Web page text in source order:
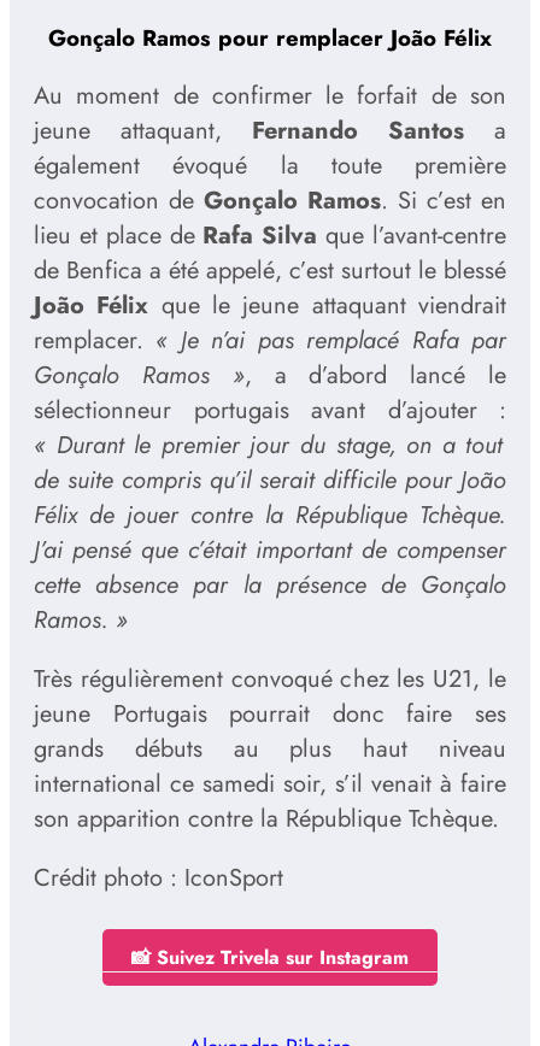
Gonçalo Ramos pour remplacer João Félix
Au moment de confirmer le forfait de son
jeune attaquant, Fernando Santos a
également évoqué la toute première
convocation de Gonçalo Ramos. Si c’est en
lieu et place de Rafa Silva que l’avant-centre
de Benfica a été appelé, c’est surtout le blessé
João Félix que le jeune attaquant viendrait
remplacer. « Je n’ai pas remplacé Rafa par
Gonçalo Ramos », a d’abord lancé le
sélectionneur portugais avant d’ajouter :
« Durant le premier jour du stage, on a tout
de suite compris qu’il serait difficile pour João
Félix de jouer contre la République Tchèque.
J’ai pensé que c’était important de compenser
cette absence par la présence de Gonçalo
Ramos. »
Très régulièrement convoqué chez les U21, le
jeune Portugais pourrait donc faire ses
grands débuts au plus haut niveau
international ce samedi soir, s’il venait à faire
son apparition contre la République Tchèque.
Crédit photo : IconSport
📸 Suivez Trivela sur Instagram